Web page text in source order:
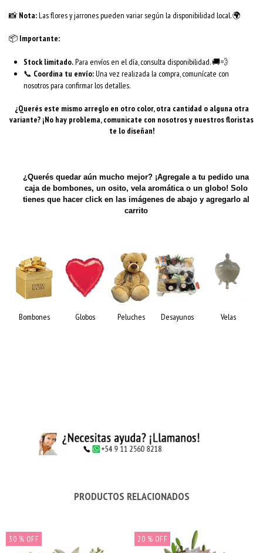
📸 Nota:Las flores y jarrones pueden variar según la disponibilidad local. 🌍
📦 Importante:
Stock limitado.Para envíos en el día, consulta disponibilidad. 🚚💨
📞 Coordina tu envío:Una vez realizada la compra, comunícate con
nosotros para confirmar los detalles.
¿Querés este mismo arreglo en otro color, otra cantidad o alguna otra
variante? ¡No hay problema, comunicate con nosotros y nuestros floristas
te lo diseñan!
¿Querés quedar aún mucho mejor? ¡Agregale a tu pedido una
caja de bombones, un osito, vela aromática o un globo! Solo
tienes que hacer click en las imágenes de abajo y agregarlo al
carrito
Bombones Globos Peluches Desayunos Velas
PRODUCTOS RELACIONADOS
30 % OFF 20 % OFF